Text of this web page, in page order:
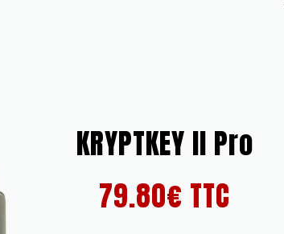
KRYPTKEY II Pro
79.80€ TTC